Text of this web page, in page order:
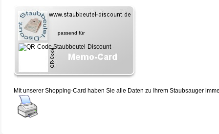
passend für
Mit unserer Shopping-Card haben Sie alle Daten zu Ihrem Staubsauger